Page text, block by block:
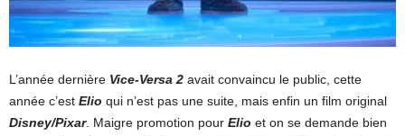
L’année dernière Vice-Versa 2 avait convaincu le public, cette
année c’est Elio qui n’est pas une suite, mais enfin un film original
Disney/Pixar. Maigre promotion pour Elio et on se demande bien